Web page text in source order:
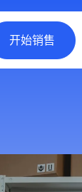
开始销售